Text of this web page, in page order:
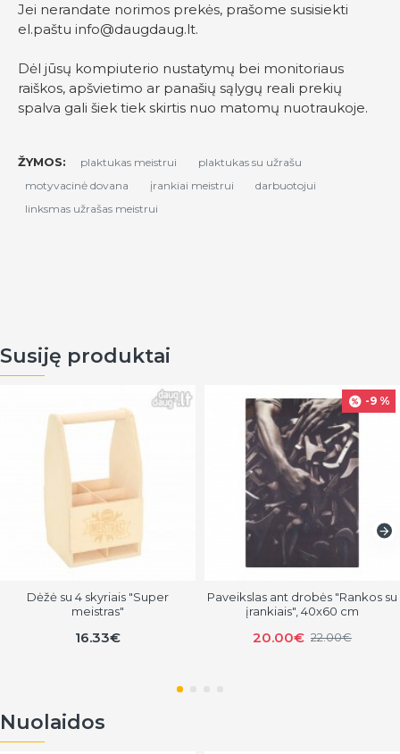
Jei nerandate norimos prekės, prašome susisiekti
el.paštu info@daugdaug.lt.
Dėl jūsų kompiuterio nustatymų bei monitoriaus
raiškos, apšvietimo ar panašių sąlygų reali prekių
spalva gali šiek tiek skirtis nuo matomų nuotraukoje.
ŽYMOS: plaktukas meistrui
plaktukas su užrašu
motyvacinė dovana
įrankiai meistrui
darbuotojui
linksmas užrašas meistrui
Susiję produktai
Dėžė su 4 skyriais "Super
meistras"
16.33€
-9 %
Paveikslas ant drobės "Rankos su
įrankiais", 40x60 cm
20.00€ 22.00€
Nuolaidos